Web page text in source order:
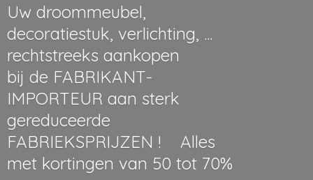
Uw droommeubel,
decoratiestuk, verlichting, ...
rechtstreeks aankopen
bij de FABRIKANT-
IMPORTEUR aan sterk
gereduceerde
FABRIEKSPRIJZEN ! Alles
met kortingen van 50 tot 70%